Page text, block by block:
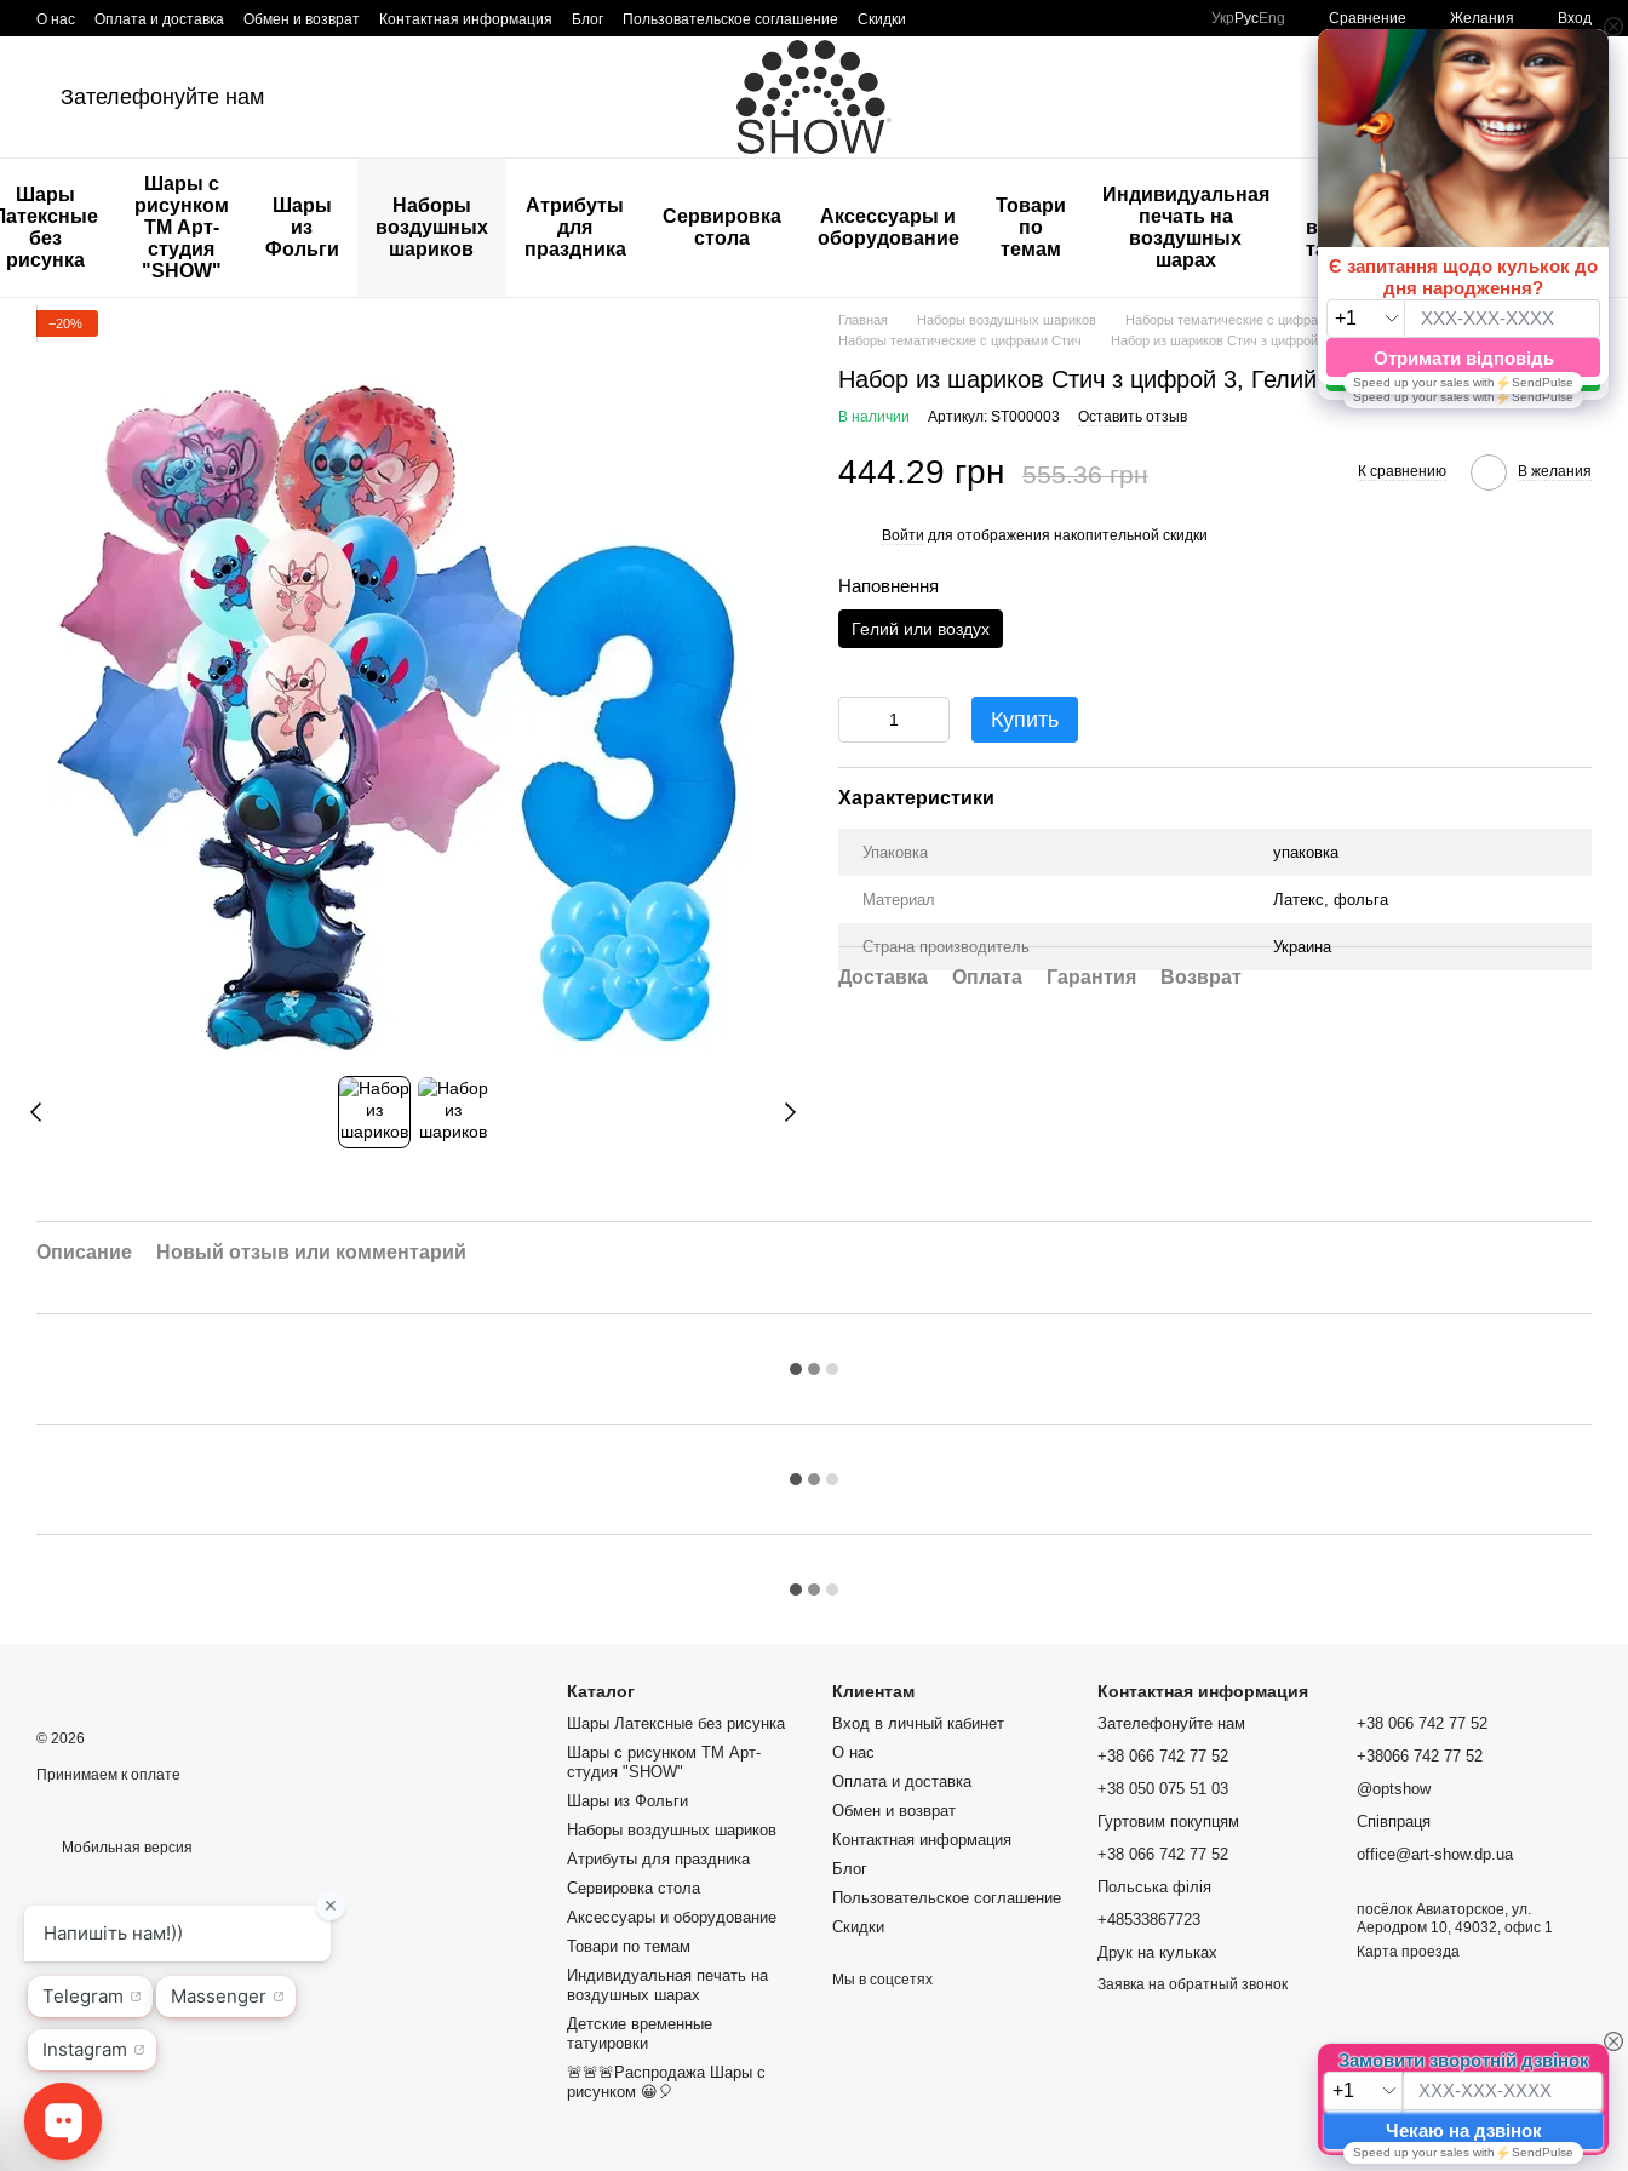
Перейти к основному контенту
О нас Оплата и доставка Обмен и возврат Контактная информация Блог Пользовательское соглашение Скидки Укр РусEng Сравнение Желания Вход
Зателефонуйте нам Мой заказ
Шары
без
рисунка
Шары с
рисунком
ТМ Арт-
студия
"SHOW"
Шары
из
Фольги
Наборы
воздушных
шариков
Атрибуты
для
праздника
Сервировка
стола
Аксессуары и
оборудование
Товари
по
темам
Индивидуальная
печать на
воздушных
шарах
Детские
временные
татуировки
🚨🚨🚨
Распродажа
Шары с
рисунком
😀🎈
−20% Главная Наборы воздушных шариков
Наборы тематические с цифрами
Наборы тематические с цифрами Стич
Набор из шариков Стич з цифрой 3, Гелий или воздух
Набор из шариков Стич з цифрой 3, Гелий или воздух
В наличии Артикул: ST000003 Оставить отзыв
444.29 грн 555.36 грн К сравнению В желания
Войти для отображения накопительной скидки
Наповнення
Гелий или воздух
Купить
Характеристики
Упаковка упаковка
Материал Латекс, фольга
Страна производитель Украина
Доставка Оплата Гарантия Возврат
Описание Новый отзыв или комментарий
© 2026
Принимаем к оплате
Мобильная версия
Каталог
Шары Латексные без рисунка
Шары с рисунком ТМ Арт-
студия "SHOW"
Шары из Фольги
Наборы воздушных шариков
Атрибуты для праздника
Сервировка стола
Аксессуары и оборудование
Товари по темам
Индивидуальная печать на
воздушных шарах
Детские временные
татуировки
🚨🚨🚨Распродажа Шары с
рисунком 😀🎈
Клиентам
Вход в личный кабинет
О нас
Оплата и доставка
Обмен и возврат
Контактная информация
Блог
Пользовательское соглашение
Скидки
Мы в соцсетях
Контактная информация
Зателефонуйте нам
+38 066 742 77 52
+38 050 075 51 03
Гуртовим покупцям
+38 066 742 77 52
Польська філія
+48533867723
Друк на кульках
Заявка на обратный звонок
+38 066 742 77 52
+38066 742 77 52
@optshow
Співпраця
office@art-show.dp.ua
посёлок Авиаторское, ул.
Аеродром 10, 49032, офис 1
Карта проезда